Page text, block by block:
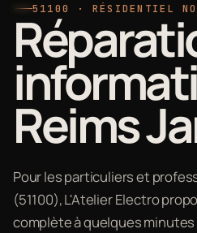
51100 · RÉSIDENTIEL
Reims
Pour les particuliers et
(51100), L'Atelier Electro
complète à quelques minutes